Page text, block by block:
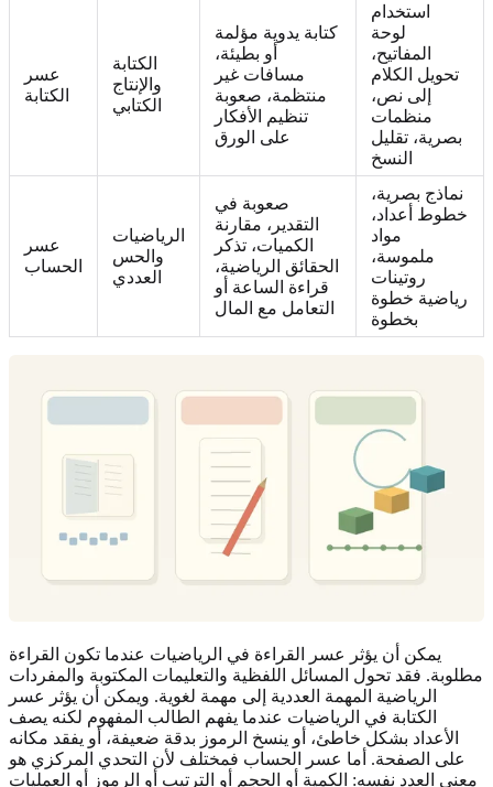
عسر
الكتابة
الكتابة
والإنتاج
الكتابي
كتابة يدوية مؤلمة
أو بطيئة،
مسافات غير
منتظمة، صعوبة
تنظيم الأفكار
على الورق
استخدام
لوحة
المفاتيح،
تحويل الكلام
إلى نص،
منظمات
بصرية، تقليل
النسخ
عسر
الحساب
الرياضيات
والحس
العددي
صعوبة في
التقدير، مقارنة
الكميات، تذكر
الحقائق الرياضية،
قراءة الساعة أو
التعامل مع المال
نماذج بصرية،
خطوط أعداد،
مواد
ملموسة،
روتينات
رياضية خطوة
بخطوة
يمكن أن يؤثر عسر القراءة في الرياضيات عندما تكون القراءة
مطلوبة. فقد تحول المسائل اللفظية والتعليمات المكتوبة والمفردات
الرياضية المهمة العددية إلى مهمة لغوية. ويمكن أن يؤثر عسر
الكتابة في الرياضيات عندما يفهم الطالب المفهوم لكنه يصف
الأعداد بشكل خاطئ، أو ينسخ الرموز بدقة ضعيفة، أو يفقد مكانه
على الصفحة. أما عسر الحساب فمختلف لأن التحدي المركزي هو
معنى العدد نفسه: الكمية أو الحجم أو الترتيب أو الرموز أو العمليات